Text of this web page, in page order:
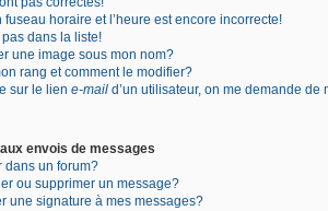
fuseau horaire et l’heure est encore incorrecte!
pas dans la liste!
une image sous mon nom?
rang et comment le modifier?
sur le lien e-mail d’un utilisateur, on me demande de
envois de messages
dans un forum?
ou supprimer un message?
une signature à mes messages?